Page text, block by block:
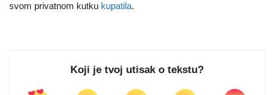
svom privatnom kutku kupatila.
Koji je tvoj utisak o tekstu?